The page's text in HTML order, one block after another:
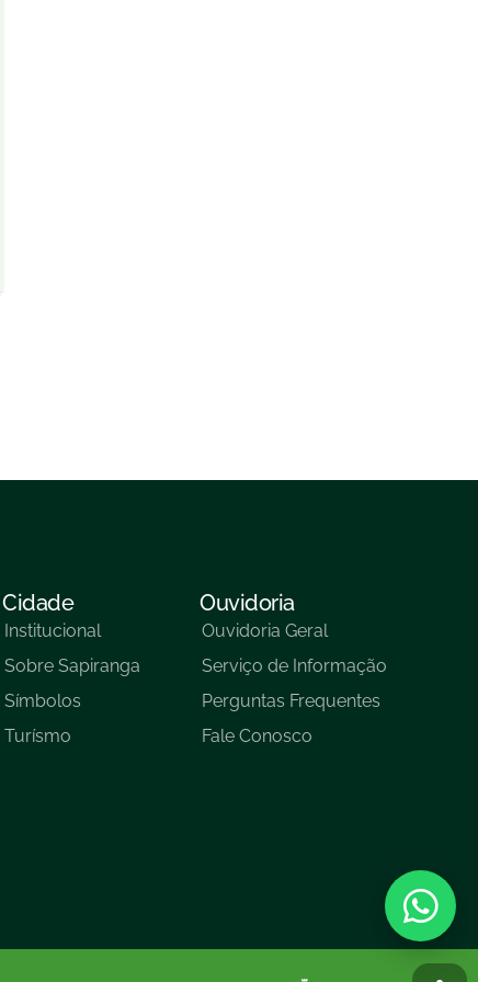
Cidade
Institucional
Sobre Sapiranga
Símbolos
Turísmo
Ouvidoria
Ouvidoria Geral
Serviço de Informação
Perguntas Frequentes
Fale Conosco